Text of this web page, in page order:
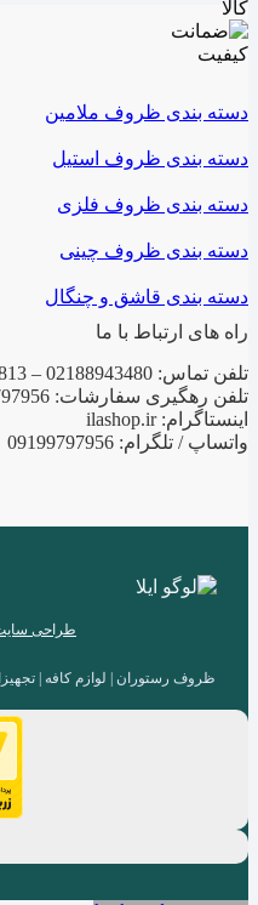
دسته بندی ظروف ملامین
دسته بندی ظروف استیل
دسته بندی ظروف فلزی
دسته بندی ظروف چینی
دسته بندی قاشق و چنگال
راه های ارتباط با ما
تلفن تماس: 02188943480 – 02155470813 – 02155470280
تلفن رهگیری سفارشات: 09199797956
اینستاگرام: ilashop.ir
واتساپ / تلگرام: 09199797956
طراحی
ظروف رستوران | لوازم کافه |